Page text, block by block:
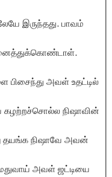
இருந்தது. பாவம்
அவள் உதட்டில்
கழற்றச்சொல்ல நிஷாவின்
தயங்க நிஷாவே அவன்
அவள் ஜட்டியை